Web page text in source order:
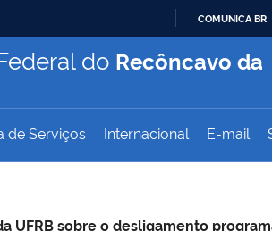
PARA
COMUNICA BR
do Recôncavo da
de Serviços Internacional E-mail
UFRB sobre o desligamento